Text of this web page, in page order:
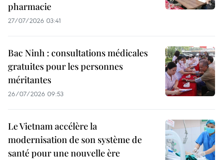
pharmacie
27/07/2026 03:41
Bac Ninh : consultations médicales
gratuites pour les personnes
méritantes
26/07/2026 09:53
Le Vietnam accélère la
modernisation de son système de
santé pour une nouvelle ère